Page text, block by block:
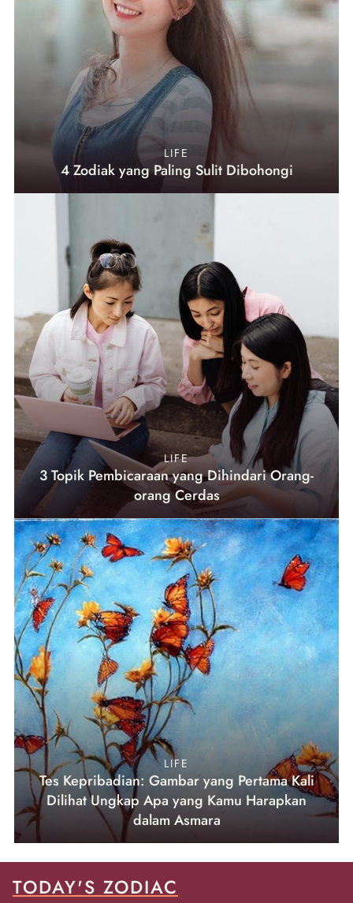
LIFE
4 Zodiak yang Paling Sulit Dibohongi
LIFE
3 Topik Pembicaraan yang Dihindari Orang-
orang Cerdas
LIFE
Tes Kepribadian: Gambar yang Pertama Kali
Dilihat Ungkap Apa yang Kamu Harapkan
dalam Asmara
TODAY'S ZODIAC